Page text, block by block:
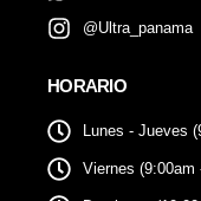
@Ultra_panama
HORARIO
Lunes - Jueves
Viernes (9:00am